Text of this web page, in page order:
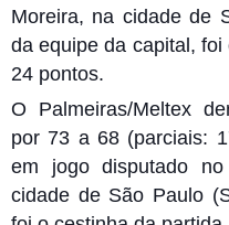
Moreira, na cidade de
da equipe da capital,
24 pontos.
O Palmeiras/Meltex
por 73 a 68 (parciais:
em jogo disputado
cidade de São Paulo